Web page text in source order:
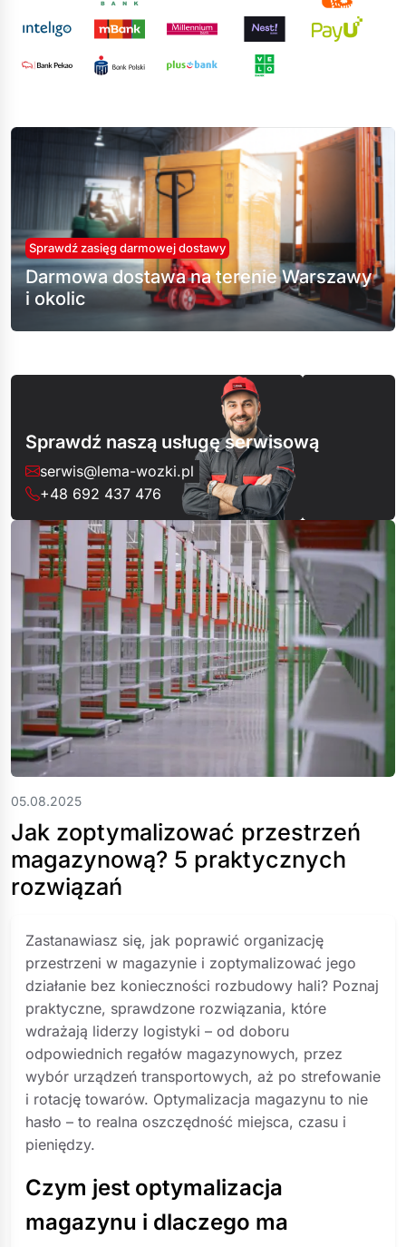
Sprawdź zasięg darmowej dostawy
Darmowa dostawa na terenie Warszawy
i okolic
Sprawdź naszą usługę serwisową
serwis@lema-wozki.pl
+48 692 437 476
05.08.2025
Jak zoptymalizować przestrzeń
magazynową? 5 praktycznych
rozwiązań
Zastanawiasz się, jak poprawić organizację
przestrzeni w magazynie i zoptymalizować jego
działanie bez konieczności rozbudowy hali? Poznaj
praktyczne, sprawdzone rozwiązania, które
wdrażają liderzy logistyki – od doboru
odpowiednich regałów magazynowych, przez
wybór urządzeń transportowych, aż po strefowanie
i rotację towarów. Optymalizacja magazynu to nie
hasło – to realna oszczędność miejsca, czasu i
pieniędzy.
Czym jest optymalizacja
magazynu i dlaczego ma